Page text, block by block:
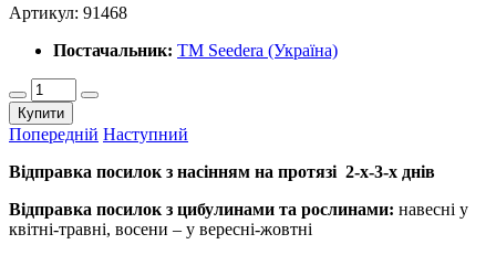
Артикул: 91468
Постачальник: ТМ Seedera (Україна)
Купити
Попередній Наступний
Відправка посилок з насінням на протязі 2-х-3-х днів
Відправка посилок з цибулинами та рослинами: навесні у
квітні-травні, восени – у вересні-жовтні